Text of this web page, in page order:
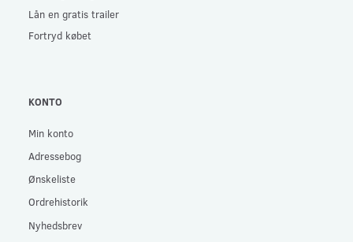
Lån en gratis trailer
Fortryd købet
KONTO
Min konto
Adressebog
Ønskeliste
Ordrehistorik
Nyhedsbrev